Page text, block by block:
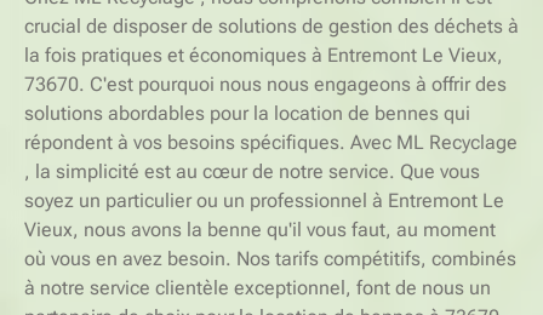
crucial de disposer de solutions de gestion des déchets à
la fois pratiques et économiques à Entremont Le Vieux,
73670. C'est pourquoi nous nous engageons à offrir des
solutions abordables pour la location de bennes qui
répondent à vos besoins spécifiques. Avec ML Recyclage
, la simplicité est au cœur de notre service. Que vous
soyez un particulier ou un professionnel à Entremont Le
Vieux, nous avons la benne qu'il vous faut, au moment
où vous en avez besoin. Nos tarifs compétitifs, combinés
à notre service clientèle exceptionnel, font de nous un